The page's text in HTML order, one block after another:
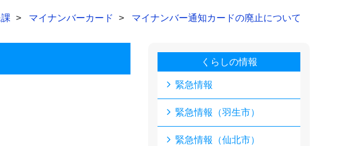
マイナンバーカード マイナンバー通知カードの廃止について
くらしの情報
緊急情報
緊急情報（羽生市）
緊急情報（仙北市）